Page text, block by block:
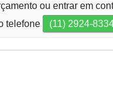
ou entrar em
telefone
(11) 2924-